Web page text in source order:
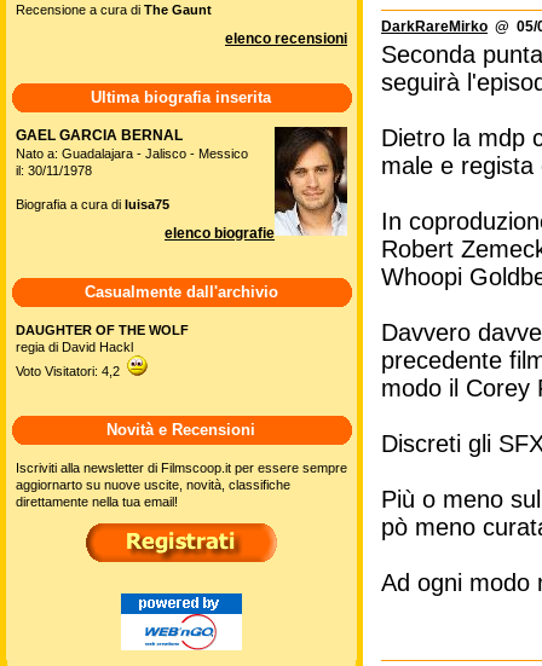
DarkRareMirko @ 05/
Seconda
seguirà
Dietro la mdp
male e
In
Robert
Whoopi
Davvero
precedente
modo il Corey
Discreti gli
Più o meno
pò meno
Ad ogni modo
Recensione a cura di The Gaunt
elenco recensioni
Ultima biografia inserita
GAEL GARCIA BERNAL
Nato a: Guadalajara - Jalisco - Messico
il: 30/11/1978
Biografia a cura di luisa75
elenco biografie
Casualmente dall'archivio
DAUGHTER OF THE WOLF
regia di David Hackl
Voto Visitatori: 4,2
Novità e Recensioni
Iscriviti alla newsletter di Filmscoop.it per essere sempre
aggiornarto su nuove uscite, novità, classifiche
direttamente nella tua email!